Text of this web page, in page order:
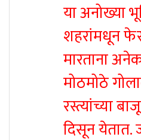
या अनोख्या
शहरांमधून
मारताना
मोठमोठे
रस्त्यांच्या
दिसून येतात.